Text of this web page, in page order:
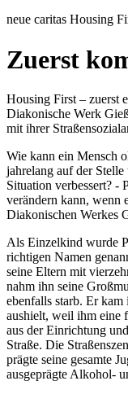
neue caritas Housing
Zuerst
Housing First – zuerst
Diakonische Werk
mit ihrer
Wie kann ein Mensch
jahrelang auf der Stelle
Situation verbessert? -
verändern kann, wenn
Diakonischen Werkes
Als Einzelkind wurde
richtigen Namen
seine Eltern mit
nahm ihn seine
ebenfalls starb. Er
aushielt, weil ihm eine
aus der Einrichtung
Straße. Die
prägte seine gesamte
ausgeprägte Alkohol-